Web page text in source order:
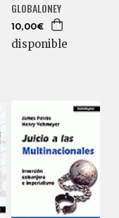
GLOBALONEY
10,00€
disponible